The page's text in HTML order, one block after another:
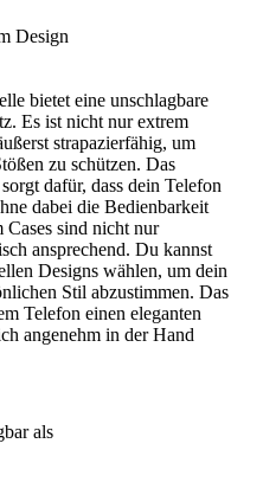
Design
bietet eine unschlagbare
Es ist nicht nur extrem
strapazierfähig, um
zu schützen. Das
dafür, dass dein Telefon
dabei die Bedienbarkeit
Cases sind nicht nur
ansprechend. Du kannst
Designs wählen, um dein
Stil abzustimmen. Das
Telefon einen eleganten
angenehm in der Hand
als